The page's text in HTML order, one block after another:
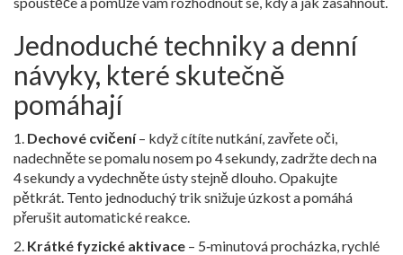
Jednoduché techniky a denní
návyky, které skutečně
pomáhají
1. Dechové cvičení– když cítíte nutkání, zavřete oči,
nadechněte se pomalu nosem po 4 sekundy, zadržte dech na
4 sekundy a vydechněte ústy stejně dlouho. Opakujte
pětkrát. Tento jednoduchý trik snižuje úzkost a pomáhá
přerušit automatické reakce.
2. Krátké fyzické aktivace – 5‑minutová procházka, rychlé